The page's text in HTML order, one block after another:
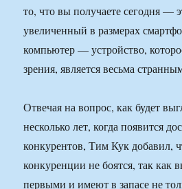
то, что вы получаете сегодня —
увеличенный в размерах
компьютер — устройство,
зрения, является весьма
Отвечая на вопрос, как будет
несколько лет, когда появится
конкурентов, Тим Кук добавил,
конкуренции не боятся, так как
первыми и имеют в запасе не